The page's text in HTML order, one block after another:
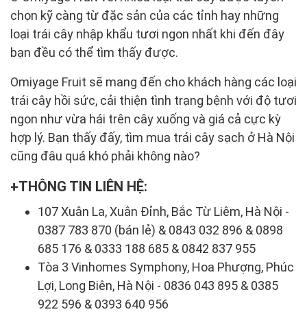
chọn kỹ càng từ đặc sản của các tỉnh hay những
loại trái cây nhập khẩu tươi ngon nhất khi đến đây
bạn đều có thể tìm thấy được.
Omiyage Fruit sẽ mang đến cho khách hàng các loại
trái cây hồi sức, cải thiện tình trạng bệnh với độ tươi
ngon như vừa hái trên cây xuống và giá cả cực kỳ
hợp lý. Bạn thấy đấy, tìm mua trái cây sạch ở Hà Nội
cũng đâu quá khó phải không nào?
THÔNG TIN LIÊN HỆ:
107 Xuân La, Xuân Đỉnh, Bắc Từ Liêm, Hà Nội -
0387 783 870 (bán lẻ) & 0843 032 896 & 0898
685 176 & 0333 188 685 & 0842 837 955
Tòa 3 Vinhomes Symphony, Hoa Phượng, Phúc
Lợi, Long Biên, Hà Nội - 0836 043 895 & 0385
922 596 & 0393 640 956